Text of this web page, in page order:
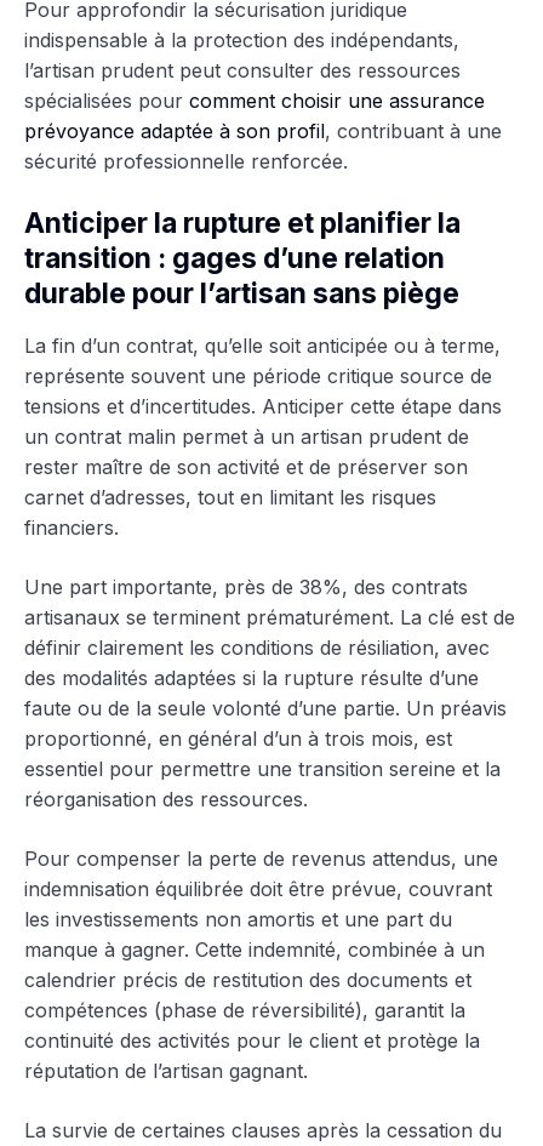
Pour approfondir la sécurisation juridique
indispensable à la protection des indépendants,
l’artisan prudent peut consulter des ressources
spécialisées pour comment choisir une assurance
prévoyance adaptée à son profil, contribuant à une
sécurité professionnelle renforcée.
Anticiper la rupture et planifier la
transition : gages d’une relation
durable pour l’artisan sans piège
La fin d’un contrat, qu’elle soit anticipée ou à terme,
représente souvent une période critique source de
tensions et d’incertitudes. Anticiper cette étape dans
un contrat malin permet à un artisan prudent de
rester maître de son activité et de préserver son
carnet d’adresses, tout en limitant les risques
financiers.
Une part importante, près de 38%, des contrats
artisanaux se terminent prématurément. La clé est de
définir clairement les conditions de résiliation, avec
des modalités adaptées si la rupture résulte d’une
faute ou de la seule volonté d’une partie. Un préavis
proportionné, en général d’un à trois mois, est
essentiel pour permettre une transition sereine et la
réorganisation des ressources.
Pour compenser la perte de revenus attendus, une
indemnisation équilibrée doit être prévue, couvrant
les investissements non amortis et une part du
manque à gagner. Cette indemnité, combinée à un
calendrier précis de restitution des documents et
compétences (phase de réversibilité), garantit la
continuité des activités pour le client et protège la
réputation de l’artisan gagnant.
La survie de certaines clauses après la cessation du